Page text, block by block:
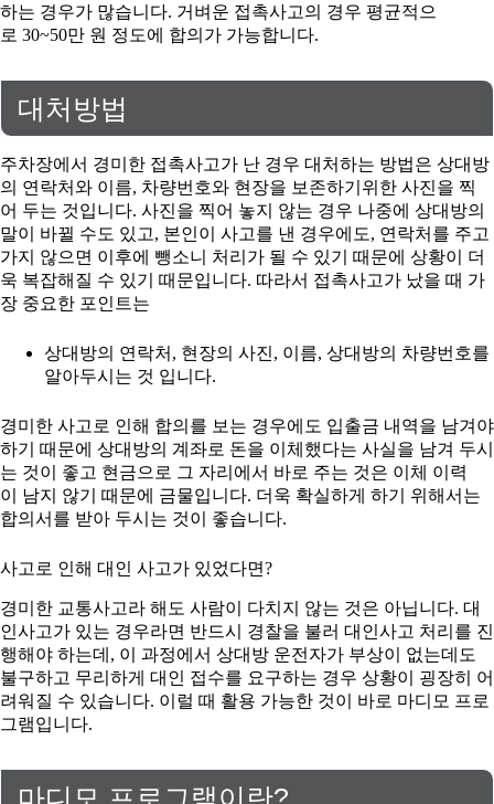
하는 경우가 많습니다. 거벼운 접촉사고의 경우 평균적으
로 30~50만 원 정도에 합의가 가능합니다.
대처방법
주차장에서 경미한 접촉사고가 난 경우 대처하는 방법은 상대방
의 연락처와 이름, 차량번호와 현장을 보존하기위한 사진을 찍
어 두는 것입니다. 사진을 찍어 놓지 않는 경우 나중에 상대방의
말이 바뀔 수도 있고, 본인이 사고를 낸 경우에도, 연락처를 주고
가지 않으면 이후에 뺑소니 처리가 될 수 있기 때문에 상황이 더
욱 복잡해질 수 있기 때문입니다. 따라서 접촉사고가 났을 때 가
장 중요한 포인트는
상대방의 연락처, 현장의 사진, 이름, 상대방의 차량번호를
알아두시는 것 입니다.
경미한 사고로 인해 합의를 보는 경우에도 입출금 내역을 남겨야
하기 때문에 상대방의 계좌로 돈을 이체했다는 사실을 남겨 두시
는 것이 좋고 현금으로 그 자리에서 바로 주는 것은 이체 이력
이 남지 않기 때문에 금물입니다. 더욱 확실하게 하기 위해서는
합의서를 받아 두시는 것이 좋습니다.
사고로 인해 대인 사고가 있었다면?
경미한 교통사고라 해도 사람이 다치지 않는 것은 아닙니다. 대
인사고가 있는 경우라면 반드시 경찰을 불러 대인사고 처리를 진
행해야 하는데, 이 과정에서 상대방 운전자가 부상이 없는데도
불구하고 무리하게 대인 접수를 요구하는 경우 상황이 굉장히 어
려워질 수 있습니다. 이럴 때 활용 가능한 것이 바로 마디모 프로
그램입니다.
마디모 프로그램이란?